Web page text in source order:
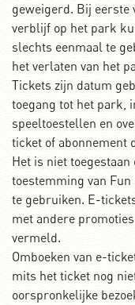
geweigerd. Bij eerste
verblijf op het park
slechts eenmaal te
het verlaten van het
Tickets zijn datum
toegang tot het park,
speeltoestellen en
ticket of abonnement
Het is niet
toestemming van
te gebruiken. E-
met andere
vermeld.
Omboeken van e-
mits het ticket nog
oorspronkelijke